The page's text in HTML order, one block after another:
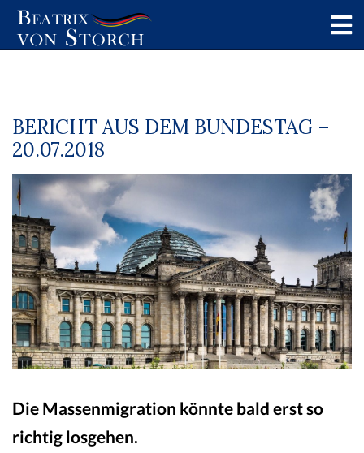
BERICHT AUS DEM BUNDESTAG –
20.07.2018
Die Massenmigration könnte bald erst so
richtig losgehen.